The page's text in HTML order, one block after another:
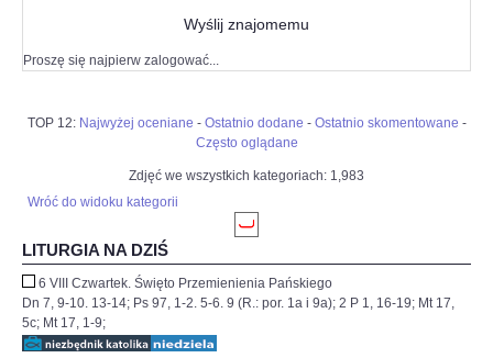
Wyślij znajomemu
Proszę się najpierw zalogować...
TOP 12: Najwyżej oceniane - Ostatnio dodane - Ostatnio skomentowane -
Często oglądane
Zdjęć we wszystkich kategoriach: 1,983
Wróć do widoku kategorii
LITURGIA NA DZIŚ
6 VIII Czwartek. Święto Przemienienia Pańskiego
Dn 7, 9-10. 13-14; Ps 97, 1-2. 5-6. 9 (R.: por. 1a i 9a); 2 P 1, 16-19; Mt 17,
5c; Mt 17, 1-9;